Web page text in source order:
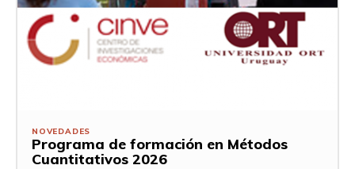
NOVEDADES
Programa de formación en Métodos
Cuantitativos 2026